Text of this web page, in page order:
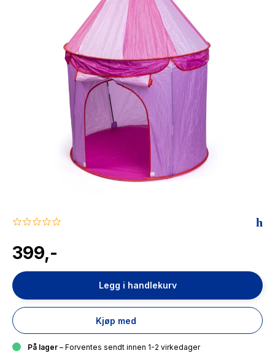
Hypopressiv trening
The Housemaid
0.0
rating
399,-
Legg i handlekurv
Kjøp med
På lager – Forventes sendt innen 1-2 virkedager